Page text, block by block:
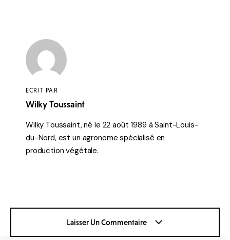
ÉCRIT PAR
Wilky Toussaint
Wilky Toussaint, né le 22 août 1989 à Saint-Louis-
du-Nord, est un agronome spécialisé en
production végétale.
Laisser Un Commentaire